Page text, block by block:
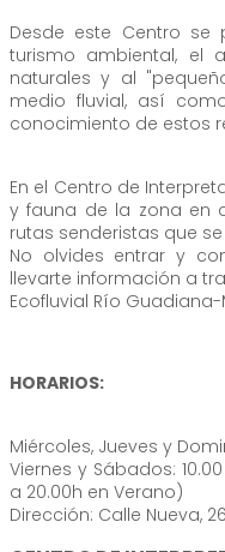
Desde este Centro se
turismo ambiental, el
naturales y al
medio fluvial, así
conocimiento de estos
En el Centro de
y fauna de la zona en
rutas senderistas que
No olvides entrar y
llevarte información a
Ecofluvial Río
HORARIOS:
Miércoles, Jueves y
Viernes y Sábados:
a 20.00h en Verano)
Dirección: Calle Nueva,